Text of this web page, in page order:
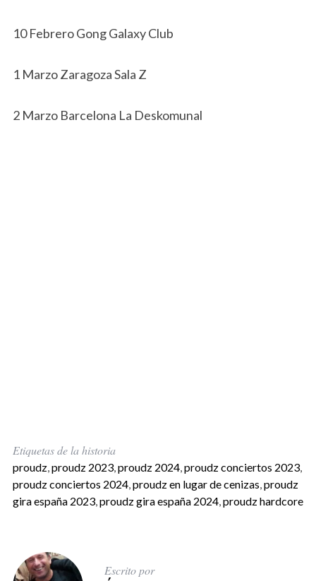
10 Febrero Gong Galaxy Club
1 Marzo Zaragoza Sala Z
2 Marzo Barcelona La Deskomunal
Etiquetas de la historia
proudz,proudz 2023,proudz 2024,proudz conciertos 2023,
proudz conciertos 2024,proudz en lugar de cenizas,proudz
gira españa 2023,proudz gira españa 2024,proudz hardcore
Escrito por